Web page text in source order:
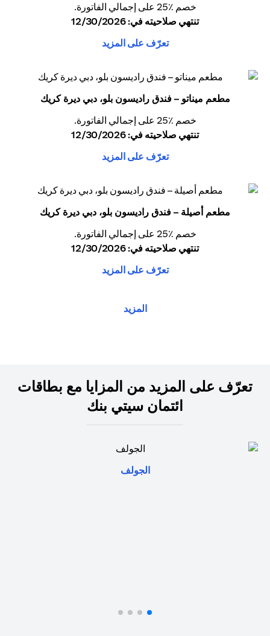
خصم ٪25 على إجمالي الفاتورة.
تنتهي صلاحيته في: 12/30/2026
تعرّف على المزيد
مطعم ميناتو – فندق راديسون بلو، دبي ديرة كريك
خصم ٪25 على إجمالي الفاتورة.
تنتهي صلاحيته في: 12/30/2026
تعرّف على المزيد
مطعم أصيلة – فندق راديسون بلو، دبي ديرة كريك
خصم ٪25 على إجمالي الفاتورة.
تنتهي صلاحيته في: 12/30/2026
تعرّف على المزيد
المزيد
تعرّف على المزيد من المزايا مع بطاقات
ائتمان سيتي بنك
الجولف